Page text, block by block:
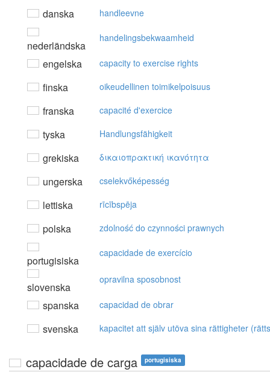
danska handleevne
nederländska
handelingsbekwaamheid
engelska capacity to exercise rights
finska oikeudellinen toimikelpoisuus
franska capacité d'exercice
tyska Handlungsfähigkeit
grekiska δικαιoπρακτική ικαvότητα
ungerska cselekvőképesség
lettiska rīcībspēja
polska zdolność do czynności prawnych
portugisiska
capacidade de exercício
slovenska
opravilna sposobnost
spanska capacidad de obrar
svenska kapacitet att själv utöva sina rättigheter
capacidade de carga portugisiska